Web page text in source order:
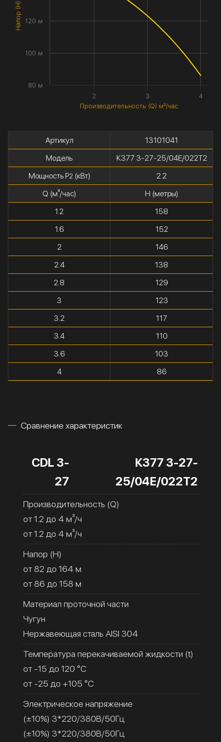
Производительность (Q) м³/час
2 3 4
80 м
100 м
120 м
Артикул
13101041
Модель
К377 3-27-25/04Е/022Т2
Мощность P2(кВт)
2.2
Q (м³/час)
H (метры)
1.2
158
1.6
152
2
146
2.4
138
2.8
129
3
123
3.2
117
3.4
110
3.6
103
4
86
Сравнение характеристик
CDL 3-
27
К377 3-27-
25/04Е/022Т2
Производительность (Q)
от 1.2 до 4 м³/ч
от 1.2 до 4 м³/ч
Напор (H)
от 82 до 164 м
от 86 до 158 м
Материал проточной части
Чугун
Нержавеющая сталь AISI 304
Температура перекачиваемой жидкости (t)
от -15 до 120 °C
от -25 до +105 °C
Электрическое напряжение
(±10%) 3*220/380В/50Гц
(±10%) 3*220/380В/50Гц